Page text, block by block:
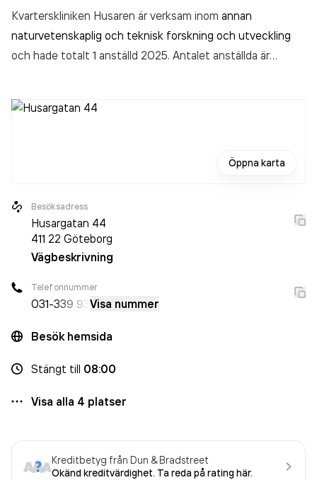
Kvarterskliniken Husaren är verksam inom annan
naturvetenskaplig och teknisk forskning och utveckling
och hade totalt 1 anställd 2025. Antalet anställda är
1 340 000,00 kr
Öppna karta
Besöksadress
Husargatan 44
411 22 Göteborg
Vägbeskrivning
Telefonnummer
031-339 93 Visa nummer
Besök hemsida
Stängt till 08:00
Visa alla 4 platser
Kreditbetyg från Dun & Bradstreet
Okänd kreditvärdighet. Ta reda på rating här.